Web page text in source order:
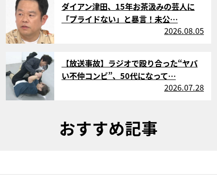
ダイアン津田、15年お茶汲みの芸人に
「プライドない」と暴言！未公…
2026.08.05
【放送事故】ラジオで殴り合った“ヤバ
い不仲コンビ”、50代になって…
2026.07.28
おすすめ記事